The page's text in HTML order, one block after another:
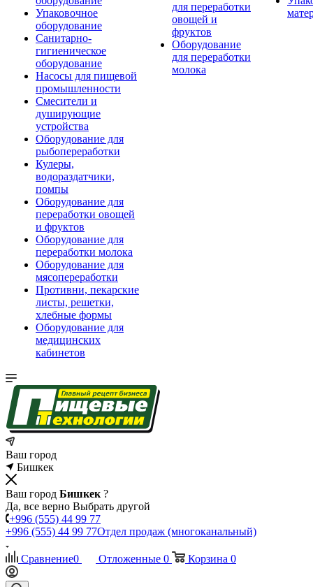
Упаковочное
оборудование
Санитарно-
гигиеническое
оборудование
Насосы для пищевой
промышленности
Смесители и
душирующие
устройства
Оборудование для
рыбопереработки
Кулеры,
водораздатчики,
помпы
Оборудование для
переработки овощей
и фруктов
Оборудование для
переработки молока
Оборудование для
мясопереработки
Противни, пекарские
листы, решетки,
хлебные формы
Оборудование для
медицинских
кабинетов
для переработки
овощей и
фруктов
Оборудование
для переработки
молока
Ваш город
Бишкек
Ваш город Бишкек ?
Да, все верно Выбрать другой
+996 (555) 44 99 77
+996 (555) 44 99 77Отдел продаж (многоканальный)
Сравнение0 Отложенные 0 Корзина 0